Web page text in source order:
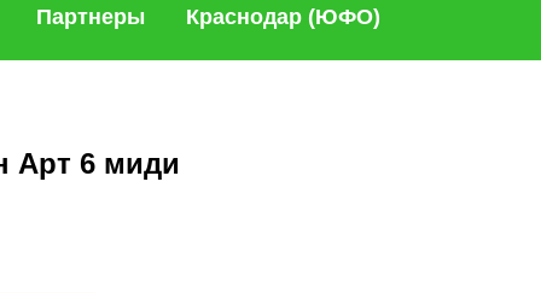
Партнеры
Краснодар (ЮФО)
Арт 6 миди